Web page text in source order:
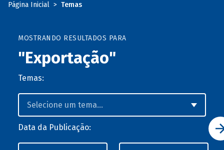
Página Inicial Temas
MOSTRANDO RESULTADOS PARA
"Exportação"
Temas:
Data da Publicação: